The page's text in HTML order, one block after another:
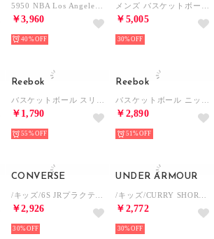
￥3,960
40%
￥5,005
30%
Reebok
￥1,790
55%
Reebok
￥2,890
51%
CONVERSE
￥2,926
30%
UNDER ARMOUR
￥2,772
30%